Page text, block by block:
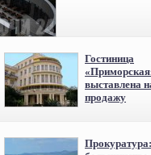
Гостиница
выставлена
продажу
Прокуратура: